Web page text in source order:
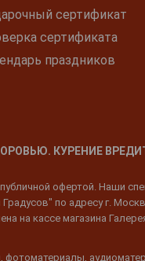
сертификат
сертификата
праздников
КУРЕНИЕ
офертой. Наши
по адресу г.
на кассе магазина